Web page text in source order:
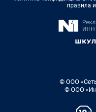
правила
© ООО
© ООО